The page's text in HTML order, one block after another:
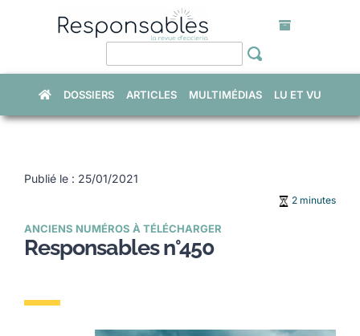
DOSSIERS ARTICLES MULTIMÉDIAS LU ET VU
Publié le : 25/01/2021
2 minutes
ANCIENS NUMÉROS À TÉLÉCHARGER
Responsables n°450